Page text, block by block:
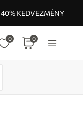
40% KEDVEZMÉNY
0 0